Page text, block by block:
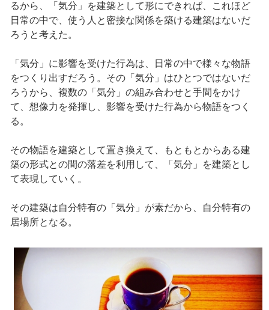
るから、「気分」を建築として形にできれば、これほど
日常の中で、使う人と密接な関係を築ける建築はないだ
ろうと考えた。
「気分」に影響を受けた行為は、日常の中で様々な物語
をつくり出すだろう。その「気分」はひとつではないだ
ろうから、複数の「気分」の組み合わせと手間をかけ
て、想像力を発揮し、影響を受けた行為から物語をつく
る。
その物語を建築として置き換えて、もともとからある建
築の形式との間の落差を利用して、「気分」を建築とし
て表現していく。
その建築は自分特有の「気分」が素だから、自分特有の
居場所となる。